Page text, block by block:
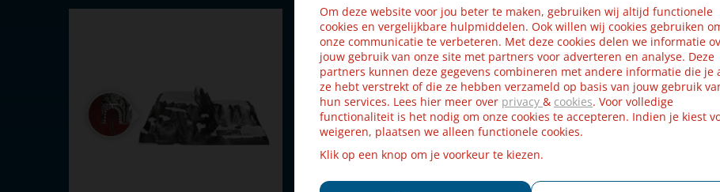
Om deze website voor jou beter te maken, gebruiken wij altijd functionele
cookies en vergelijkbare hulpmiddelen. Ook willen wij cookies gebruiken
onze communicatie te verbeteren. Met deze cookies delen we informatie
jouw gebruik van onze site met partners voor adverteren en analyse. Deze
partners kunnen deze gegevens combineren met andere informatie die je
ze hebt verstrekt of die ze hebben verzameld op basis van jouw gebruik
hun services. Lees hier meer over privacy & cookies. Voor volledige
functionaliteit is het nodig om onze cookies te accepteren. Indien je kiest
weigeren, plaatsen we alleen functionele cookies.
Klik op een knop om je voorkeur te kiezen.
Kleur Bruin